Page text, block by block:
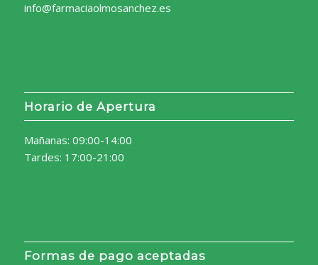
info@farmaciaolmosanchez.es
Horario de Apertura
Mañanas: 09:00-14:00
Tardes: 17:00-21:00
Formas de pago aceptadas